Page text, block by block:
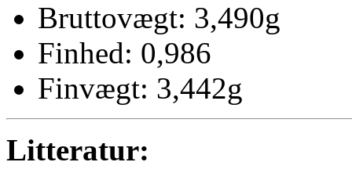
Bruttovægt: 3,490g
Finhed: 0,986
Finvægt: 3,442g
Litteratur: